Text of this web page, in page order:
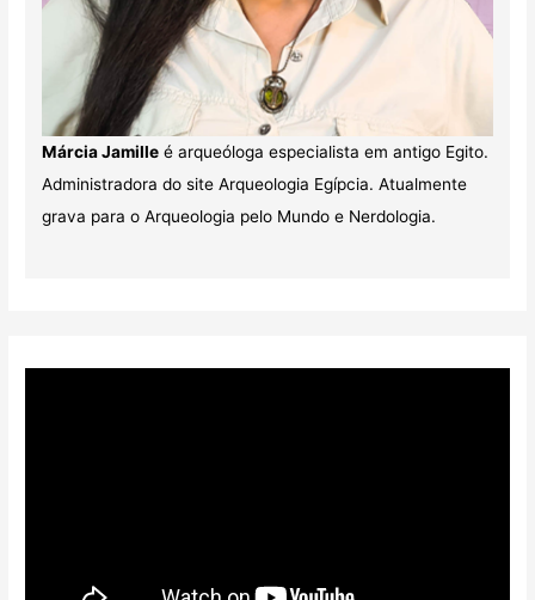
Márcia Jamilleé arqueóloga especialista em antigo Egito.
Administradora do site Arqueologia Egípcia. Atualmente
grava para o Arqueologia pelo Mundo e Nerdologia.